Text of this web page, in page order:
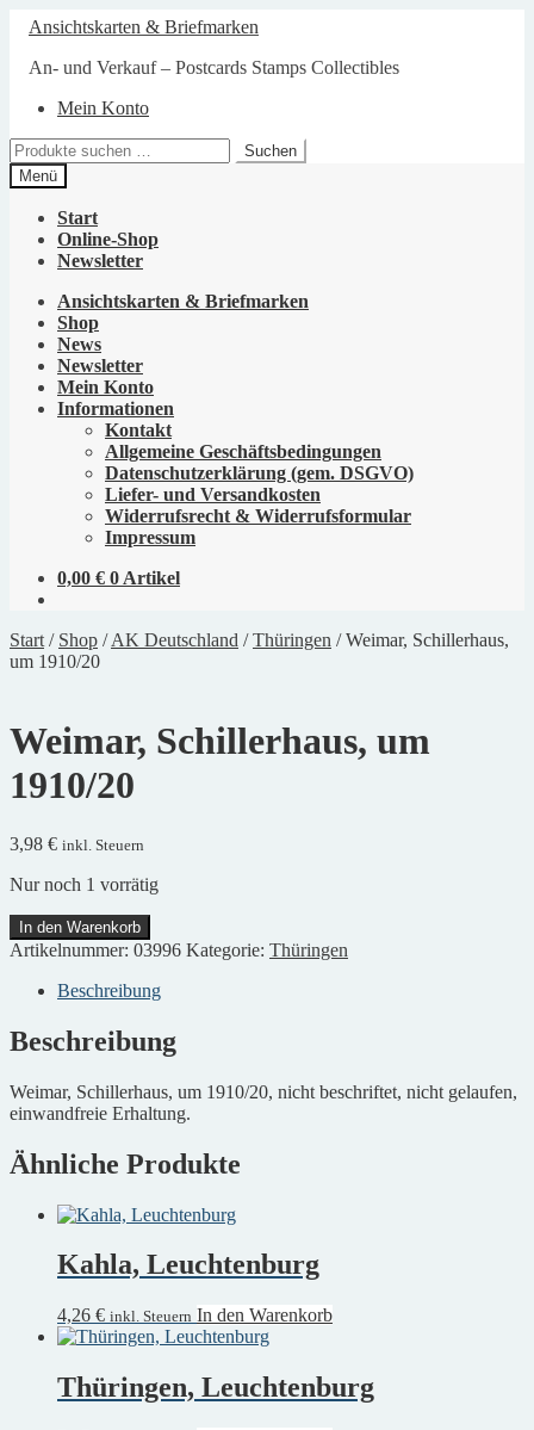
Zur
Navigation
springen
Zum
Inhalt
springen
Ansichtskarten & Briefmarken
An- und Verkauf – Postcards Stamps Collectibles
Mein Konto
Suchen
nach:
Suchen
Menü
Start
Online-Shop
Newsletter
Ansichtskarten & Briefmarken
Shop
News
Newsletter
Mein Konto
Informationen
Kontakt
Allgemeine Geschäftsbedingungen
Datenschutzerklärung (gem. DSGVO)
Liefer- und Versandkosten
Widerrufsrecht & Widerrufsformular
Impressum
0,00 € 0 Artikel
Start / Shop /AK Deutschland /Thüringen /Weimar, Schillerhaus,
um 1910/20
Weimar, Schillerhaus, um
1910/20
3,98 € inkl. Steuern
Nur noch 1 vorrätig
Weimar,
Schillerhaus,
1910/20
In den Warenkorb
Artikelnummer: 03996 Kategorie: Thüringen
Beschreibung
Beschreibung
Weimar, Schillerhaus, um 1910/20, nicht beschriftet, nicht gelaufen,
einwandfreie Erhaltung.
Ähnliche Produkte
Kahla, Leuchtenburg
4,26 € inkl. Steuern In den Warenkorb
Thüringen, Leuchtenburg